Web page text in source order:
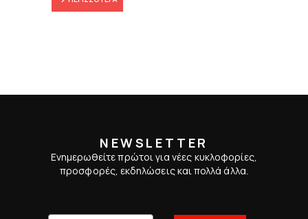
NEWSLETTER
Ενημερωθείτε πρώτοι για νέες κυκλοφορίες,
προσφορές, εκδηλώσεις και πολλά άλλα.